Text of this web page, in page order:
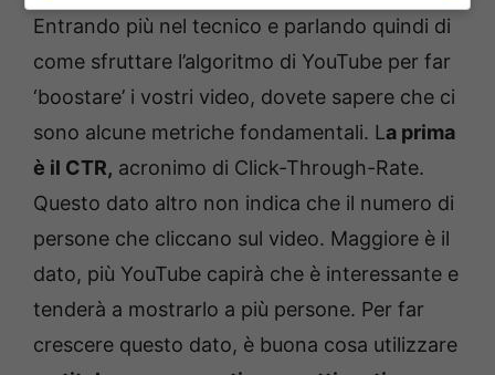
Entrando più nel tecnico e parlando quindi di
come sfruttare l’algoritmo di YouTube per far
‘boostare’ i vostri video, dovete sapere che ci
sono alcune metriche fondamentali. La prima
è il CTR, acronimo di Click-Through-Rate.
Questo dato altro non indica che il numero di
persone che cliccano sul video. Maggiore è il
dato, più YouTube capirà che è interessante e
tenderà a mostrarlo a più persone. Per far
crescere questo dato, è buona cosa utilizzare